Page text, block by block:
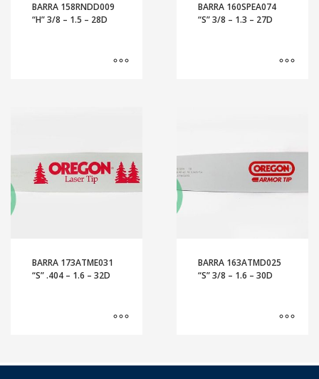
BARRA 158RNDD009
“H” 3/8 – 1.5 – 28D
BARRA 160SPEA074
“S” 3/8 – 1.3 – 27D
BARRA 173ATME031
“S” .404 – 1.6 – 32D
BARRA 163ATMD025
“S” 3/8 – 1.6 – 30D